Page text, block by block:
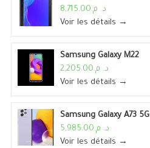
د. م.8,715.00
Voir les détails →
Samsung Galaxy M22
د. م.2,205.00
Voir les détails →
Samsung Galaxy A73 5G
د. م.5,985.00
Voir les détails →